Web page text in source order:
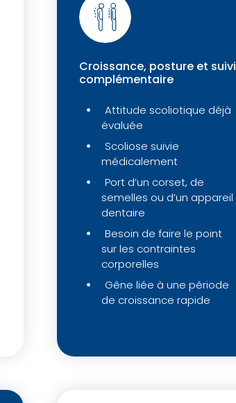
Croissance, posture et suivi
complémentaire
Attitude scoliotique déjà
évaluée
Scoliose suivie
médicalement
Port d’un corset, de
semelles ou d’un appareil
dentaire
Besoin de faire le point
sur les contraintes
corporelles
Gêne liée à une période
de croissance rapide